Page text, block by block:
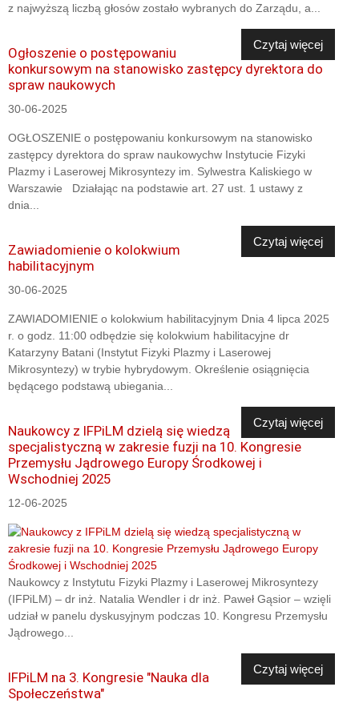
z najwyższą liczbą głosów zostało wybranych do Zarządu, a...
Czytaj więcej
Ogłoszenie o postępowaniu
konkursowym na stanowisko zastępcy dyrektora do
spraw naukowych
30-06-2025
OGŁOSZENIE o postępowaniu konkursowym na stanowisko
zastępcy dyrektora do spraw naukowychw Instytucie Fizyki
Plazmy i Laserowej Mikrosyntezy im. Sylwestra Kaliskiego w
Warszawie Działając na podstawie art. 27 ust. 1 ustawy z
dnia...
Czytaj więcej
Zawiadomienie o kolokwium
habilitacyjnym
30-06-2025
ZAWIADOMIENIE o kolokwium habilitacyjnym Dnia 4 lipca 2025
r. o godz. 11:00 odbędzie się kolokwium habilitacyjne dr
Katarzyny Batani (Instytut Fizyki Plazmy i Laserowej
Mikrosyntezy) w trybie hybrydowym. Określenie osiągnięcia
będącego podstawą ubiegania...
Czytaj więcej
Naukowcy z IFPiLM dzielą się wiedzą
specjalistyczną w zakresie fuzji na 10. Kongresie
Przemysłu Jądrowego Europy Środkowej i
Wschodniej 2025
12-06-2025
Naukowcy z Instytutu Fizyki Plazmy i Laserowej Mikrosyntezy
(IFPiLM) – dr inż. Natalia Wendler i dr inż. Paweł Gąsior – wzięli
udział w panelu dyskusyjnym podczas 10. Kongresu Przemysłu
Jądrowego...
Czytaj więcej
IFPiLM na 3. Kongresie "Nauka dla
Społeczeństwa"